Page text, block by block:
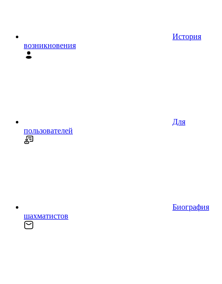
История
возникновения
Для
пользователей
Биография
шахматистов